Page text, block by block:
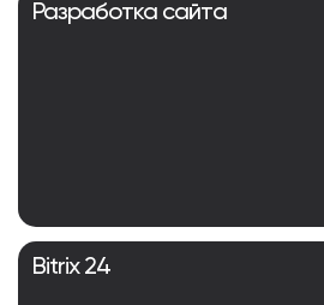
Разработка сайта
Bitrix 24